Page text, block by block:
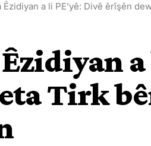
Êzidiyan a li PE’yê: Divê êrîşên
a
Tirk